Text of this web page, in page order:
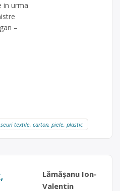
in urma
–
textile, carton, piele, plastic
Lămășanu Ion-
Valentin